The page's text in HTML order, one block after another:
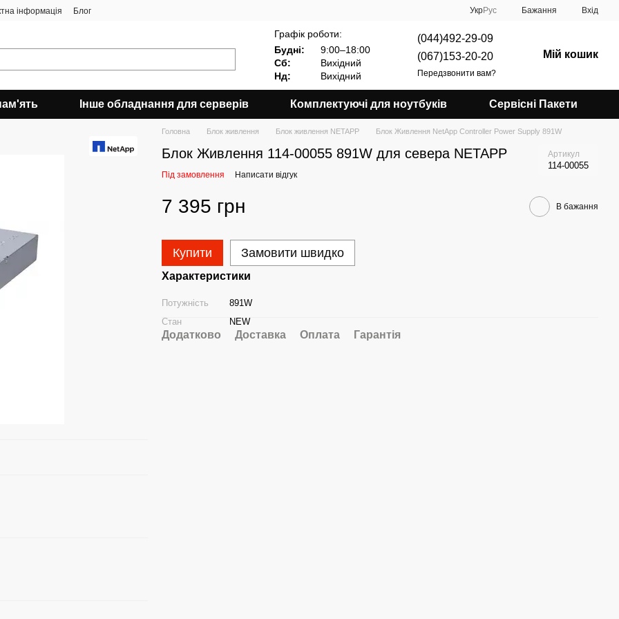
інформація Блог УкрРус Бажання Вхід
Графік роботи:
Будні:
9:00–18:00
Сб:
Вихідний
Нд:
Вихідний
(044)492-29-09
(067)153-20-20
Передзвонити вам?
Мій кошик
Інше обладнання для серверів Комплектуючі для ноутбуків Сервісні Пакети
Головна Блок живлення Блок живлення NETAPP Блок Живлення NetApp Controller Power Supply 891W
Блок Живлення 114-00055 891W для севера NETAPP Артикул
114-00055
Під замовлення Написати відгук
7 395 грн В бажання
Купити Замовити швидко
Характеристики
Потужність
891W
Стан
NEW
Додатково Доставка Оплата Гарантія